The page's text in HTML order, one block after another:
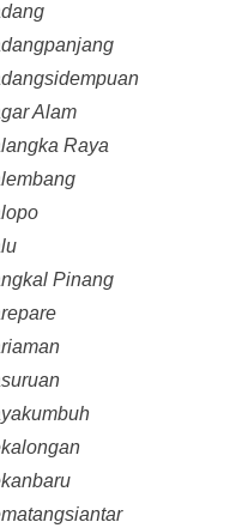
Alam
Raya
Pinang